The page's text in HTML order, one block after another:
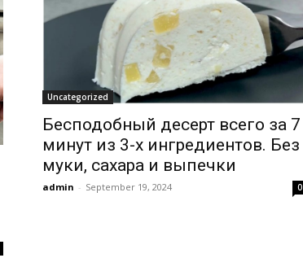
Uncategorized
Бесподобный десерт всего за 7
минут из 3-х ингредиентов. Без
муки, сахара и выпечки
admin - September 19, 2024 0